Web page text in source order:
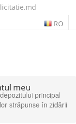
RO
meu
principal
străpunse în zidării